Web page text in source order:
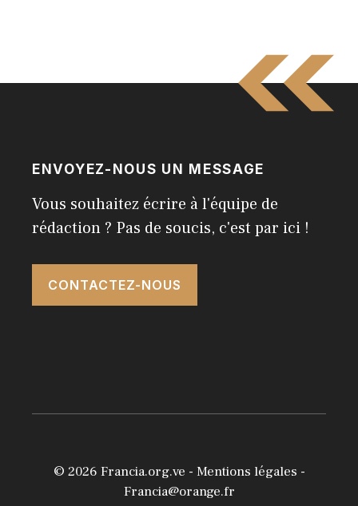
ENVOYEZ-NOUS UN MESSAGE
Vous souhaitez écrire à l'équipe de
rédaction ? Pas de soucis, c'est par ici !
CONTACTEZ-NOUS
© 2026 Francia.org.ve - Mentions légales -
Francia@orange.fr